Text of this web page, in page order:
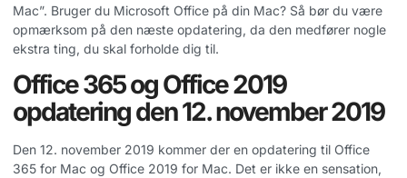
Mac”. Bruger du Microsoft Office på din Mac? Så bør du være
opmærksom på den næste opdatering, da den medfører nogle
ekstra ting, du skal forholde dig til.
Office 365 og Office 2019
opdatering den 12. november 2019
Den 12. november 2019 kommer der en opdatering til Office
365 for Mac og Office 2019 for Mac. Det er ikke en sensation,